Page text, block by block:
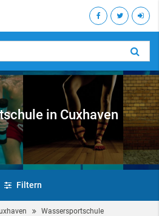
in Cuxhaven
Filtern
Wassersportschule